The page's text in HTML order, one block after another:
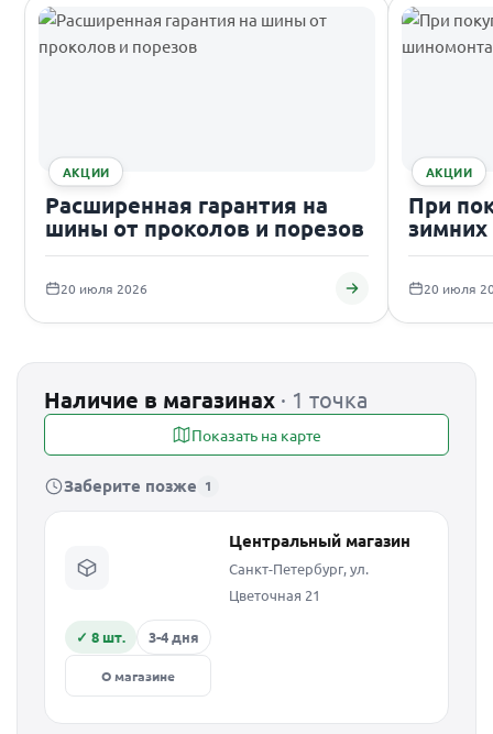
АКЦИИ
Расширенная гарантия на
шины от проколов и порезов
20 июля 2026
АКЦИИ
При
20 июля
Наличие в магазинах · 1 точка
Показать на карте
Заберите позже 1
Центральный магазин
Санкт-Петербург, ул.
Цветочная 21
✓ 8 шт. 3-4 дня
О магазине